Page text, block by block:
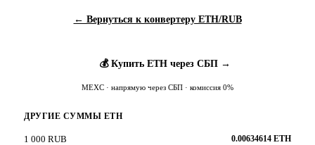
← Вернуться к конвертеру ETH/RUB
💰 Купить ETH через СБП →
MEXC · напрямую через СБП · комиссия 0%
ДРУГИЕ СУММЫ ETH
1 000 RUB 0.00634614 ETH